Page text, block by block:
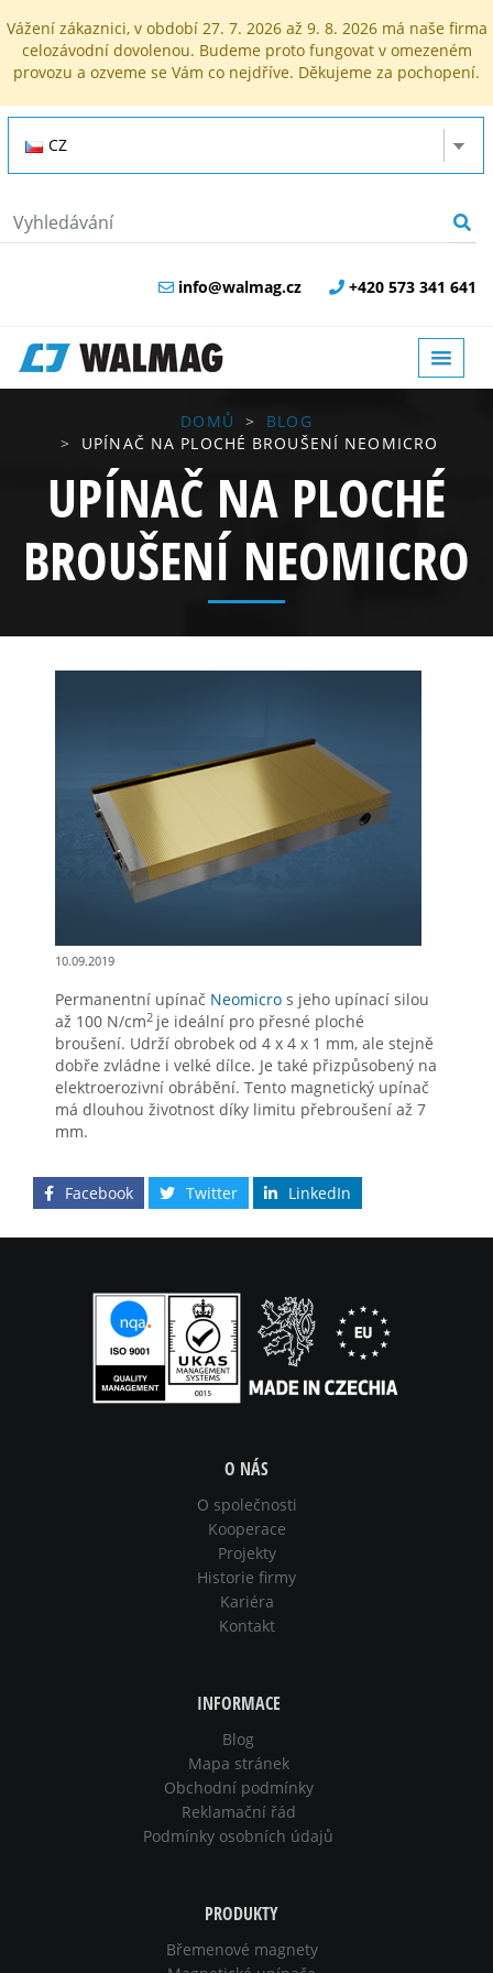
Vážení zákaznici, v období 27. 7. 2026 až 9. 8. 2026 má naše firma
celozávodní dovolenou. Budeme proto fungovat v omezeném
provozu a ozveme se Vám co nejdříve. Děkujeme za pochopení.
CZ
+420 573 341 641
info@walmag.cz
DOMŮ
BLOG
UPÍNAČ NA PLOCHÉ BROUŠENÍ NEOMICRO
UPÍNAČ NA PLOCHÉ
BROUŠENÍ NEOMICRO
10.09.2019
Permanentní upínač Neomicro s jeho upínací silou
až 100 N/cm2 je ideální pro přesné ploché
broušení. Udrží obrobek od 4 x 4 x 1 mm, ale stejně
dobře zvládne i velké dílce. Je také přizpůsobený na
elektroerozivní obrábění. Tento magnetický upínač
má dlouhou životnost díky limitu přebroušení až 7
mm.
Facebook Twitter LinkedIn
O NÁS
O společnosti
Kooperace
Projekty
Historie firmy
Kariéra
Kontakt
INFORMACE
Blog
Mapa stránek
Obchodní podmínky
Reklamační řád
Podmínky osobních údajů
PRODUKTY
Břemenové magnety